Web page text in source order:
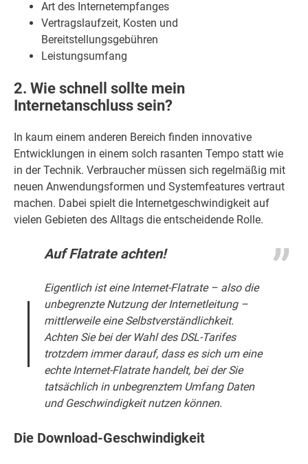
Art des Internetempfanges
Vertragslaufzeit, Kosten und
Bereitstellungsgebühren
Leistungsumfang
2. Wie schnell sollte mein
Internetanschluss sein?
In kaum einem anderen Bereich finden innovative
Entwicklungen in einem solch rasanten Tempo statt wie
in der Technik. Verbraucher müssen sich regelmäßig mit
neuen Anwendungsformen und Systemfeatures vertraut
machen. Dabei spielt die Internetgeschwindigkeit auf
vielen Gebieten des Alltags die entscheidende Rolle.
Auf Flatrate achten!
Eigentlich ist eine Internet-Flatrate – also die
unbegrenzte Nutzung der Internetleitung –
mittlerweile eine Selbstverständlichkeit.
Achten Sie bei der Wahl des DSL-Tarifes
trotzdem immer darauf, dass es sich um eine
echte Internet-Flatrate handelt, bei der Sie
tatsächlich in unbegrenztem Umfang Daten
und Geschwindigkeit nutzen können.
Die Download-Geschwindigkeit